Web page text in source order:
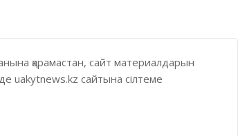
қарамастан, сайт материалдарын
uakytnews.kz сайтына сілтеме